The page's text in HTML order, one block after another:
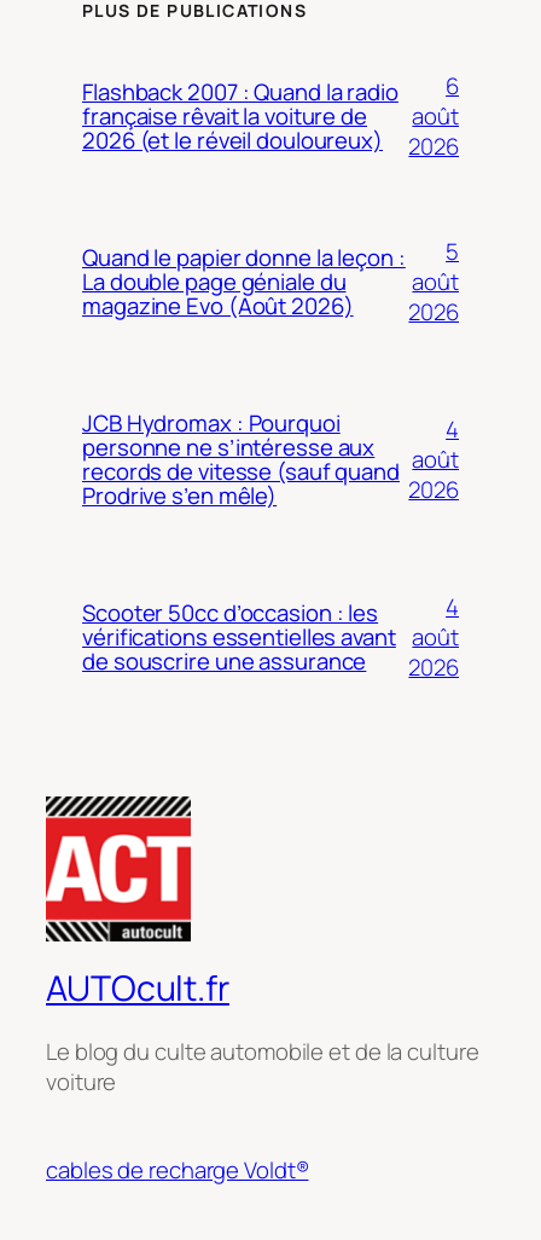
PLUS DE PUBLICATIONS
Flashback 2007 : Quand la radio
française rêvait la voiture de
2026 (et le réveil douloureux)
6
août
2026
Quand le papier donne la leçon :
La double page géniale du
magazine Evo (Août 2026)
5
août
2026
JCB Hydromax : Pourquoi
personne ne s’intéresse aux
records de vitesse (sauf quand
Prodrive s’en mêle)
4
août
2026
Scooter 50cc d’occasion : les
vérifications essentielles avant
de souscrire une assurance
4
août
2026
AUTOcult.fr
Le blog du culte automobile et de la culture
voiture
cables de recharge Voldt®